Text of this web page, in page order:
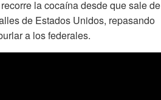
la cocaína desde que sale de
de Estados Unidos, repasando
a los federales.